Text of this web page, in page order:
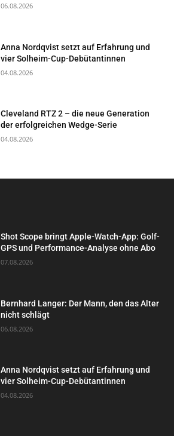
06.08.2026
Anna Nordqvist setzt auf Erfahrung und
vier Solheim-Cup-Debütantinnen
04.08.2026
Cleveland RTZ 2 – die neue Generation
der erfolgreichen Wedge-Serie
04.08.2026
Shot Scope bringt Apple-Watch-App: Golf-
GPS und Performance-Analyse ohne Abo
07.08.2026
Bernhard Langer: Der Mann, den das Alter
nicht schlägt
06.08.2026
Anna Nordqvist setzt auf Erfahrung und
vier Solheim-Cup-Debütantinnen
04.08.2026